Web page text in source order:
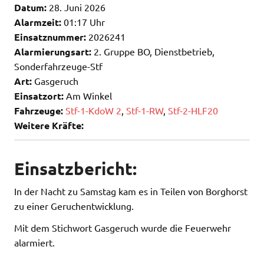
Datum: 28. Juni 2026
Alarmzeit: 01:17 Uhr
Einsatznummer: 2026241
Alarmierungsart: 2. Gruppe BO, Dienstbetrieb,
Sonderfahrzeuge-Stf
Art: Gasgeruch
Einsatzort: Am Winkel
Fahrzeuge: Stf-1-KdoW 2 Stf-1-RW, Stf-2-HLF20
Weitere Kräfte:
Einsatzbericht:
In der Nacht zu Samstag kam es in Teilen von Borghorst
zu einer Geruchentwicklung.
Mit dem Stichwort Gasgeruch wurde die Feuerwehr
alarmiert.